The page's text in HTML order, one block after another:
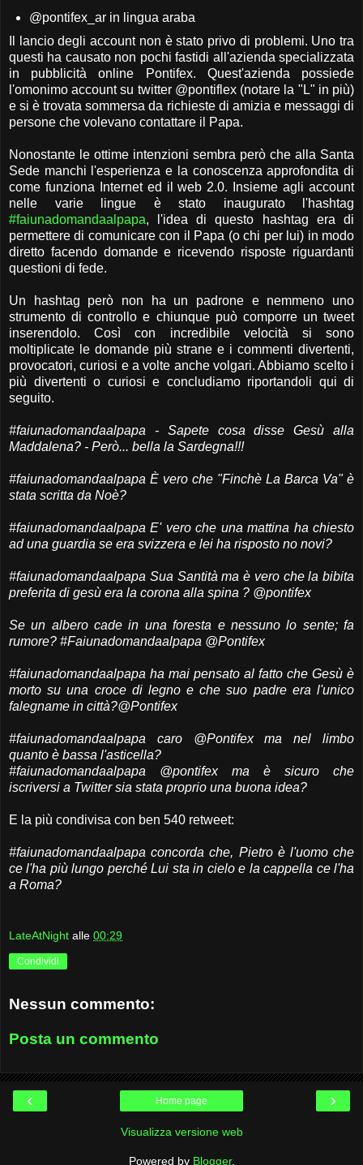
@pontifex_ar in lingua araba
Il lancio degli account non è stato privo di problemi. Uno tra
questi ha causato non pochi fastidi all'azienda specializzata
in pubblicità online Pontifex. Quest'azienda possiede
l'omonimo account su twitter @pontiflex (notare la "L" in più)
e si è trovata sommersa da richieste di amizia e messaggi di
persone che volevano contattare il Papa.
Nonostante le ottime intenzioni sembra però che alla Santa
Sede manchi l'esperienza e la conoscenza approfondita di
come funziona Internet ed il web 2.0. Insieme agli account
nelle varie lingue è stato inaugurato l'hashtag
#faiunadomandaalpapa, l'idea di questo hashtag era di
permettere di comunicare con il Papa (o chi per lui) in modo
diretto facendo domande e ricevendo risposte riguardanti
questioni di fede.
Un hashtag però non ha un padrone e nemmeno uno
strumento di controllo e chiunque può comporre un tweet
inserendolo. Così con incredibile velocità si sono
moltiplicate le domande più strane e i commenti divertenti,
provocatori, curiosi e a volte anche volgari. Abbiamo scelto i
più divertenti o curiosi e concludiamo riportandoli qui di
seguito.
#faiunadomandaalpapa - Sapete cosa disse Gesù alla
Maddalena? - Però... bella la Sardegna!!!
#faiunadomandaalpapa È vero che "Finchè La Barca Va" è
stata scritta da Noè?
#faiunadomandaalpapa E' vero che una mattina ha chiesto
ad una guardia se era svizzera e lei ha risposto no novi?
#faiunadomandaalpapa Sua Santità ma è vero che la bibita
preferita di gesù era la corona alla spina ? @pontifex
Se un albero cade in una foresta e nessuno lo sente; fa
rumore? #Faiunadomandaalpapa @Pontifex
#faiunadomandaalpapa ha mai pensato al fatto che Gesù è
morto su una croce di legno e che suo padre era l'unico
falegname in città?@Pontifex
#faiunadomandaalpapa caro @Pontifex ma nel limbo
quanto è bassa l'asticella?
#faiunadomandaalpapa @pontifex ma è sicuro che
iscriversi a Twitter sia stata proprio una buona idea?
E la più condivisa con ben 540 retweet:
#faiunadomandaalpapa concorda che, Pietro è l'uomo che
ce l'ha più lungo perché Lui sta in cielo e la cappella ce l'ha
a Roma?
LateAtNight alle 00:29
Condividi
Nessun commento:
Posta un commento
‹ ›
Home page
Visualizza versione web
Powered by Blogger.